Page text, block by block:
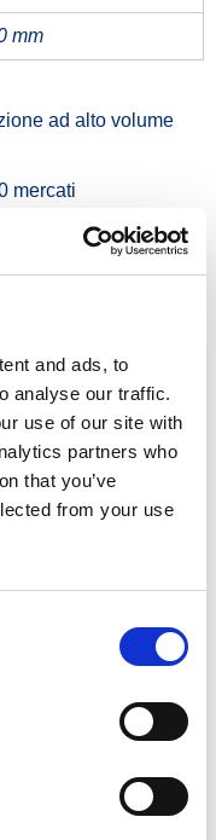
and ads, to
analyse our traffic.
use of our site with
partners who
that you’ve
from your use
mm
ad alto volume
mercati
per il
pali da